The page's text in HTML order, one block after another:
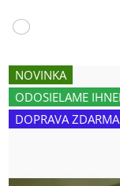
NOVINKA
ODOSIELAME
DOPRAVA ZDARMA